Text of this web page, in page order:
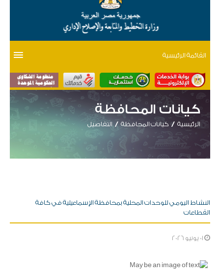
القائمة الرئيسية
كيانات المحافظة
الرئيسية كيانات المحافظة التفاصيل
النشاط اليومي للوحدات المحلية بمحافظة الإسماعيلية في كافة
القطاعات